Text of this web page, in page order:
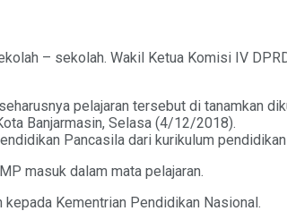
– sekolah. Wakil Ketua Komisi IV
pelajaran tersebut di tanamkan
Banjarmasin, Selasa (4/12/2018).
Pancasila dari kurikulum
masuk dalam mata pelajaran.
Kementrian Pendidikan Nasional.